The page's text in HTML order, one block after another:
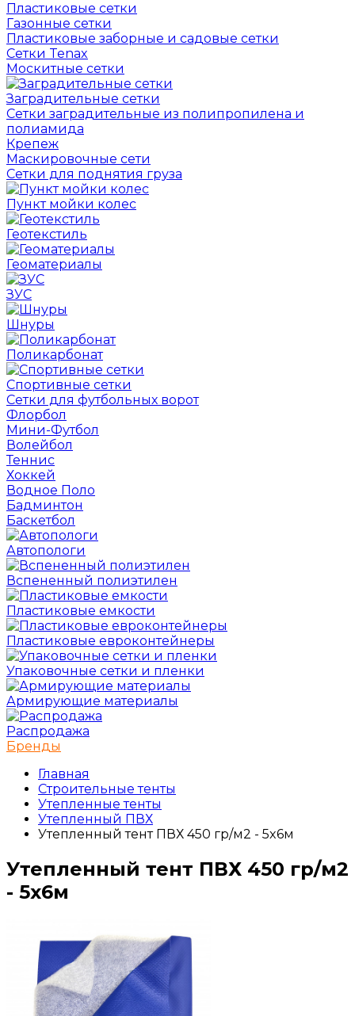
Пластиковые сетки
Газонные сетки
Пластиковые заборные и садовые сетки
Сетки Tenax
Москитные сетки
Заградительные сетки
Сетки заградительные из полипропилена и
полиамида
Крепеж
Маскировочные сети
Сетки для поднятия груза
Пункт мойки колес
Геотекстиль
Геоматериалы
ЗУС
Шнуры
Поликарбонат
Спортивные сетки
Сетки для футбольных ворот
Флорбол
Мини-Футбол
Волейбол
Теннис
Хоккей
Водное Поло
Бадминтон
Баскетбол
Автопологи
Вспененный полиэтилен
Пластиковые емкости
Пластиковые евроконтейнеры
Упаковочные сетки и пленки
Армирующие материалы
Распродажа
Бренды
Главная
Строительные тенты
Утепленные тенты
Утепленный ПВХ
Утепленный тент ПВХ 450 гр/м2 - 5x6м
Утепленный тент ПВХ 450 гр/м2
- 5x6м